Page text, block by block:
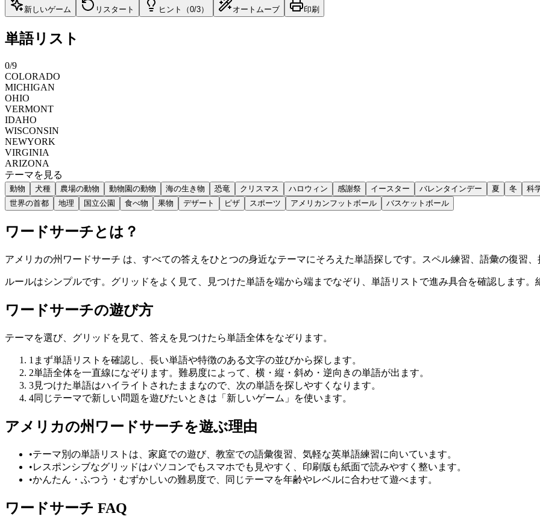
新しいゲーム リスタート ヒント（0/3） オートムーブ 印刷
単語リスト
0/9
COLORADO
MICHIGAN
OHIO
VERMONT
IDAHO
WISCONSIN
NEWYORK
VIRGINIA
ARIZONA
テーマを見る
動物 犬種 農場の動物 動物園の動物 海の生き物 恐竜 クリスマス ハロウィン 感謝祭 イースター バレンタインデー 夏 冬 科
世界の首都
地理 国立公園 食べ物 果物 デザート ピザ スポーツ アメリカンフットボール バスケットボール
ワードサーチとは？
アメリカの州ワードサーチ は、すべての答えをひとつの身近なテーマにそろえた単語探しです。スペル練習、語彙の復習
ルールはシンプルです。グリッドをよく見て、見つけた単語を端から端までなぞり、単語リストで進み具合を確認します。
ワードサーチの遊び方
テーマを選び、グリッドを見て、答えを見つけたら単語全体をなぞります。
1 まず単語リストを確認し、長い単語や特徴のある文字の並びから探します。
2単語全体を一直線になぞります。難易度によって、横・縦・斜め・逆向きの単語が出ます。
3見つけた単語はハイライトされたままなので、次の単語を探しやすくなります。
4同じテーマで新しい問題を遊びたいときは「新しいゲーム」を使います。
アメリカの州ワードサーチを遊ぶ理由
•テーマ別の単語リストは、家庭での遊び、教室での語彙復習、気軽な英単語練習に向いています。
•レスポンシブなグリッドはパソコンでもスマホでも見やすく、印刷版も紙面で読みやすく整います。
•かんたん・ふつう・むずかしいの難易度で、同じテーマを年齢やレベルに合わせて遊べます。
ワードサーチ FAQ